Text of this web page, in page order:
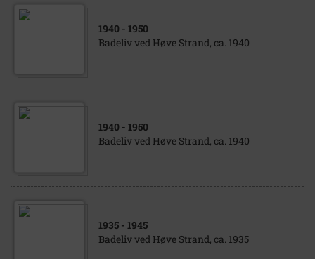
1940 - 1950
Badeliv ved Høve Strand, ca. 1940
1940 - 1950
Badeliv ved Høve Strand, ca. 1940
1935 - 1945
Badeliv ved Høve Strand, ca. 1935